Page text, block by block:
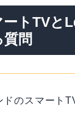
ートTVと
問
ドのスマート